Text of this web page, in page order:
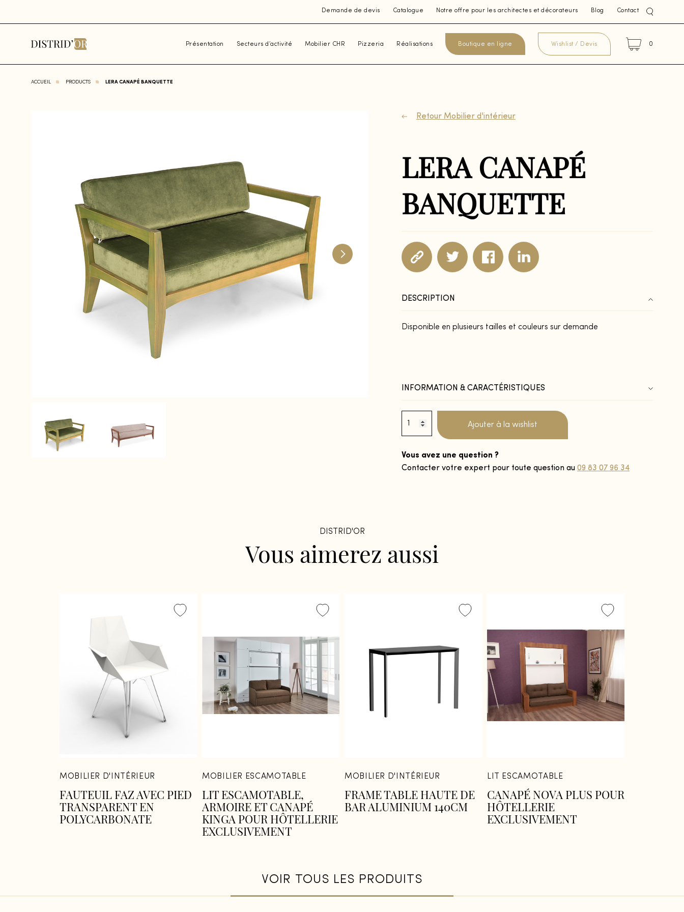
Demande de devis Catalogue Notre offre pour les architectes et décorateurs Blog Contact
Présentation Secteurs d’activité Mobilier CHR Pizzeria Réalisations Boutique en ligne Wishlist / Devis 0
Fermer
Fermer
ACCUEIL PRODUCTS LERA CANAPÉ BANQUETTE
Retour Mobilier d'intérieur
LERA CANAPÉ
BANQUETTE
DESCRIPTION
Disponible en plusieurs tailles et couleurs sur demande
INFORMATION & CARACTÉRISTIQUES
Ajouter à la wishlist
Vous avez une question ?
Contacter votre expert pour toute question au 09 83 07 96 34
DISTRID'OR
Vous aimerez aussi
MOBILIER D'INTÉRIEUR
FAUTEUIL FAZ AVEC PIED
TRANSPARENT EN
POLYCARBONATE
MOBILIER ESCAMOTABLE
LIT ESCAMOTABLE,
ARMOIRE ET CANAPÉ
KINGA POUR HÔTELLERIE
EXCLUSIVEMENT
MOBILIER D'INTÉRIEUR
FRAME TABLE HAUTE DE
BAR ALUMINIUM 140CM
LIT ESCAMOTABLE
CANAPÉ NOVA PLUS POUR
HÔTELLERIE
EXCLUSIVEMENT
VOIR TOUS LES PRODUITS